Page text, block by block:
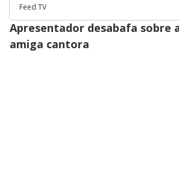
Feed TV
Apresentador desabafa sobre
amiga cantora